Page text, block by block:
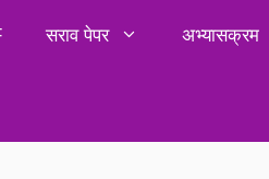
सराव पेपर अभ्यासक्रम